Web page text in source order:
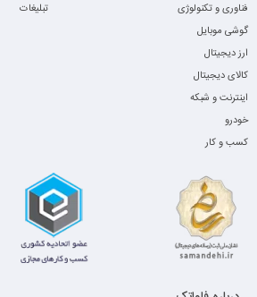
فناوری و تکنولوژی
گوشی موبایل
ارز دیجیتال
کالای دیجیتال
اینترنت و شبکه
خودرو
کسب و کار
تبلیغات